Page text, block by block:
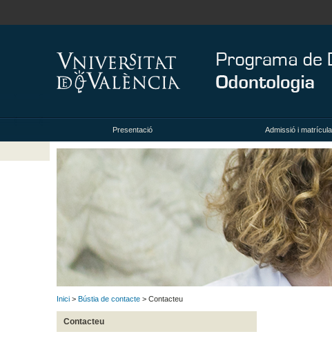
Presentació Admissió i matrícula
Inici > Bústia de contacte > Contacteu
Contacteu